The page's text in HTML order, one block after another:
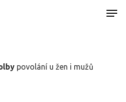
or ESC to close
povolání u žen i mužů